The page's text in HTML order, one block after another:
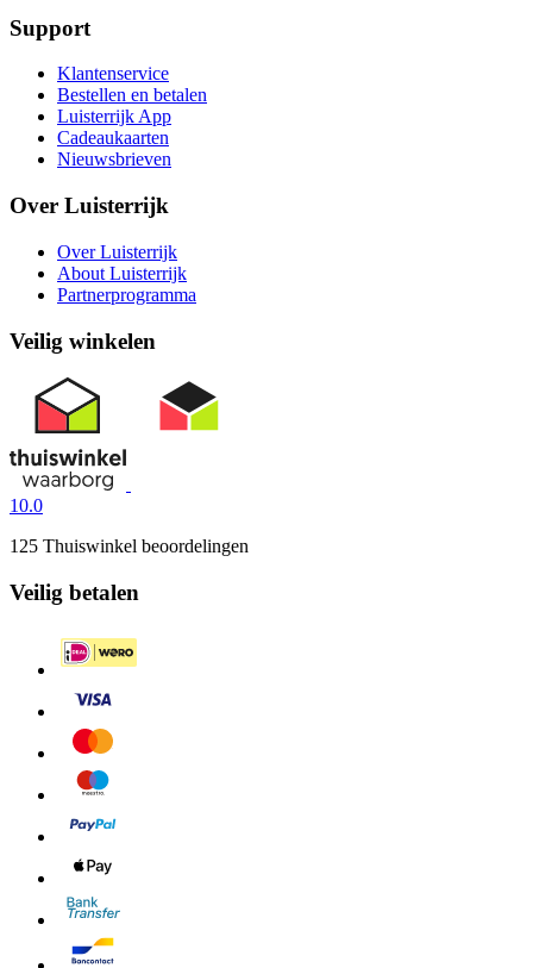
Support
Klantenservice
Bestellen en betalen
Luisterrijk App
Cadeaukaarten
Nieuwsbrieven
Over Luisterrijk
Over Luisterrijk
About Luisterrijk
Partnerprogramma
Veilig winkelen
10.0
125 Thuiswinkel beoordelingen
Veilig betalen